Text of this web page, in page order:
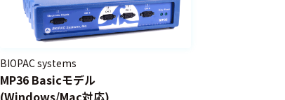
BIOPAC systems
MP36 Basicモデル
(Windows/Mac対応)